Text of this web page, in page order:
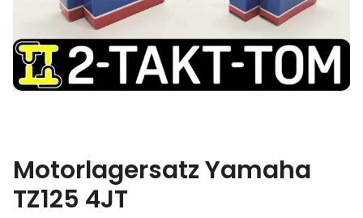
Motorlagersatz Yamaha
TZ125 4JT